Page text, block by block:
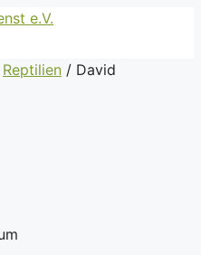
Reptilien / David